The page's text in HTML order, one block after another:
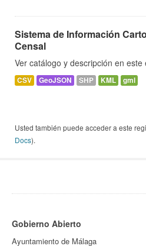
Sistema de Información
Censal
Ver catálogo y descripción en este
CSV GeoJSON SHP KML gml
Usted también puede acceder a este
Docs).
Gobierno Abierto
Ayuntamiento de Málaga